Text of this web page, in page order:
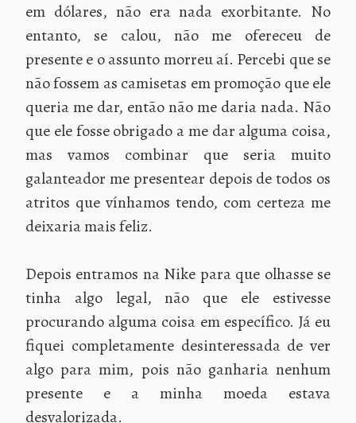
em dólares, não era nada exorbitante. No
entanto, se calou, não me ofereceu de
presente e o assunto morreu aí. Percebi que se
não fossem as camisetas em promoção que ele
queria me dar, então não me daria nada. Não
que ele fosse obrigado a me dar alguma coisa,
mas vamos combinar que seria muito
galanteador me presentear depois de todos os
atritos que vínhamos tendo, com certeza me
deixaria mais feliz.
Depois entramos na Nike para que olhasse se
tinha algo legal, não que ele estivesse
procurando alguma coisa em específico. Já eu
fiquei completamente desinteressada de ver
algo para mim, pois não ganharia nenhum
presente e a minha moeda estava
desvalorizada.